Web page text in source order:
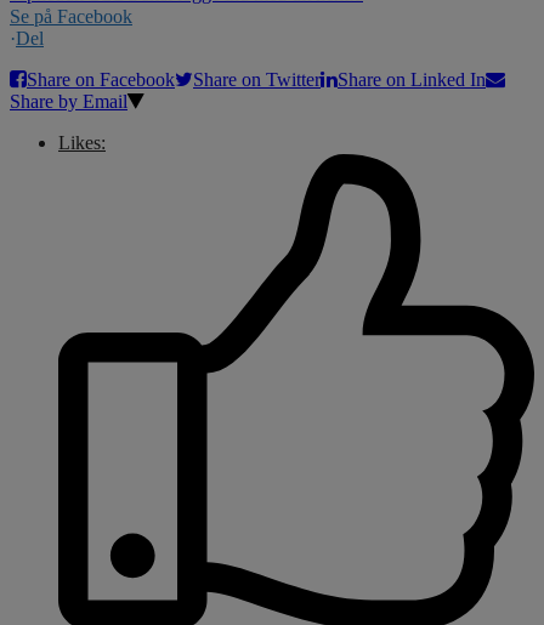
Se på Facebook
·Del
Share on Facebook
Share on Twitter
Share on Linked In
Share by Email
Likes: